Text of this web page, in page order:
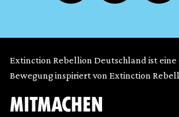
Extinction Rebellion Deutschland ist eine
Bewegung inspiriert von Extinction
MITMACHEN